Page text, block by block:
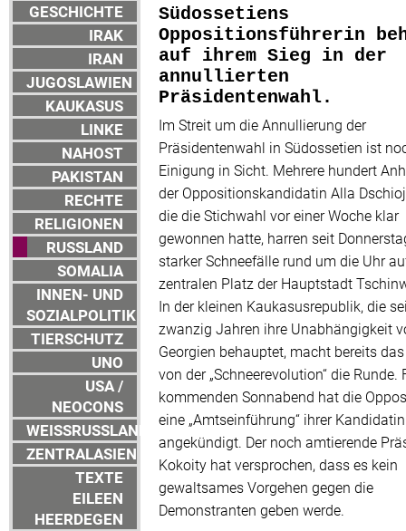
GESCHICHTE
IRAK
IRAN
JUGOSLAWIEN
KAUKASUS
LINKE
NAHOST
PAKISTAN
RECHTE
RELIGIONEN
RUSSLAND
SOMALIA
INNEN- UND
SOZIALPOLITIK
TIERSCHUTZ
UNO
USA /
NEOCONS
WEISSRUSSLAND
ZENTRALASIEN
TEXTE
EILEEN
HEERDEGEN
Südossetiens
Oppositionsführerin
auf ihrem Sieg in der
annullierten
Präsidentenwahl.
Im Streit um die Annullierung der
Präsidentenwahl in Südossetien ist
Einigung in Sicht. Mehrere hundert
der Oppositionskandidatin Alla
die die Stichwahl vor einer Woche klar
gewonnen hatte, harren seit
starker Schneefälle rund um die Uhr
zentralen Platz der Hauptstadt
In der kleinen Kaukasusrepublik, die
zwanzig Jahren ihre Unabhängigkeit
Georgien behauptet, macht bereits
von der „Schneerevolution“ die Runde.
kommenden Sonnabend hat die
eine „Amtseinführung“ ihrer Kandidatin
angekündigt. Der noch amtierende
Kokoity hat versprochen, dass es kein
gewaltsames Vorgehen gegen die
Demonstranten geben werde.